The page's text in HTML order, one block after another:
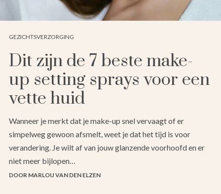
GEZICHTSVERZORGING
Dit zijn de 7 beste make-
up setting sprays voor een
vette huid
Wanneer je merkt dat je make-up snel vervaagt of er
simpelweg gewoon afsmelt, weet je dat het tijd is voor
verandering. Je wilt af van jouw glanzende voorhoofd en er
niet meer bijlopen…
DOOR MARLOU VAN DEN ELZEN